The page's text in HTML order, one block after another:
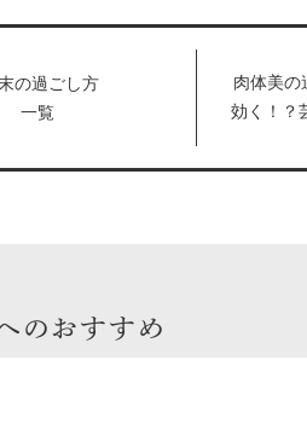
の過ごし方
一覧
肉体美の
効く！？
売。
のおすすめ